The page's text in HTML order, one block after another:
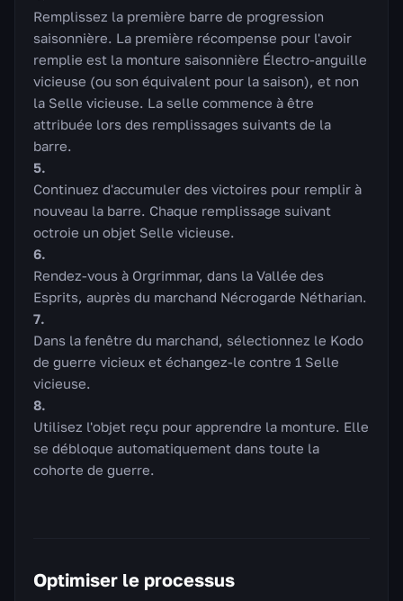
Remplissez la première barre de progression
saisonnière. La première récompense pour l'avoir
remplie est la monture saisonnière Électro-anguille
vicieuse (ou son équivalent pour la saison), et non
la Selle vicieuse. La selle commence à être
attribuée lors des remplissages suivants de la
barre.
Continuez d'accumuler des victoires pour remplir à
nouveau la barre. Chaque remplissage suivant
octroie un objet Selle vicieuse.
Rendez-vous à Orgrimmar, dans la Vallée des
Esprits, auprès du marchand Nécrogarde Nétharian.
Dans la fenêtre du marchand, sélectionnez le Kodo
de guerre vicieux et échangez-le contre 1 Selle
vicieuse.
Utilisez l'objet reçu pour apprendre la monture. Elle
se débloque automatiquement dans toute la
cohorte de guerre.
Optimiser le processus